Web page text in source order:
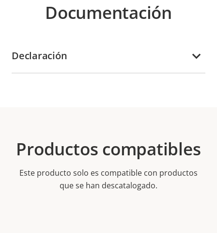
Documentación
Declaración
Productos compatibles
Este producto solo es compatible con productos
que se han descatalogado.